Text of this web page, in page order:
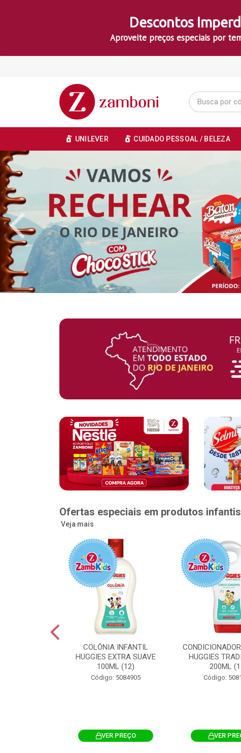
Descontos
Aproveite preços especiais por
UNILEVER CUIDADO PESSOAL / BELEZA
Ofertas especiais em produtos infantis
Veja mais
COLÔNIA INFANTIL
HUGGIES EXTRA SUAVE
100ML (12)
Código: 5084905
VER PREÇO
HUGGIES
200ML
Código:
VER